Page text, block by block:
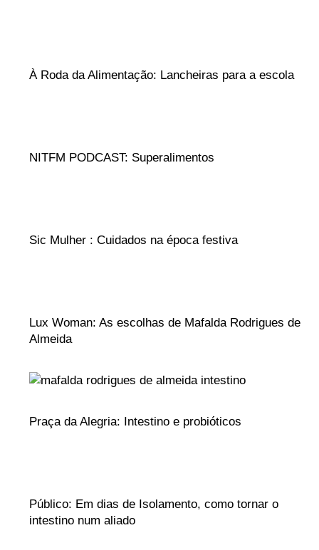
À Roda da Alimentação: Lancheiras para a escola
NITFM PODCAST: Superalimentos
Sic Mulher : Cuidados na época festiva
Lux Woman: As escolhas de Mafalda Rodrigues de
Almeida
Praça da Alegria: Intestino e probióticos
Público: Em dias de Isolamento, como tornar o
intestino num aliado